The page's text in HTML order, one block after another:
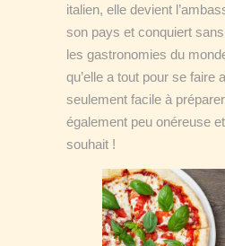
italien, elle devient
son pays et conquiert
les gastronomies du
qu’elle a tout pour se faire
seulement facile à
également peu onéreuse
souhait !